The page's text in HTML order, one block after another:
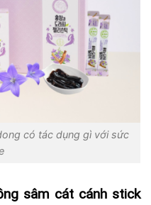
có tác dụng gì với sức
sâm cát cánh stick